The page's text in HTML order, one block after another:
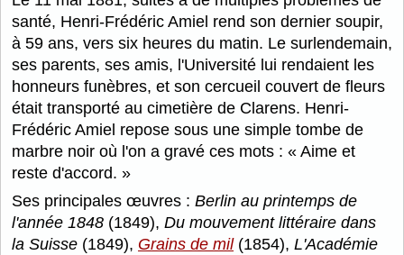
santé, Henri-Frédéric Amiel rend son dernier soupir,
à 59 ans, vers six heures du matin. Le surlendemain,
ses parents, ses amis, l'Université lui rendaient les
honneurs funèbres, et son cercueil couvert de fleurs
était transporté au cimetière de Clarens. Henri-
Frédéric Amiel repose sous une simple tombe de
marbre noir où l'on a gravé ces mots : « Aime et
reste d'accord. »
Ses principales œuvres : Berlin au printemps de
l'année 1848 (1849), Du mouvement littéraire dans
la Suisse (1849), Grains de mil(1854), L'Académie